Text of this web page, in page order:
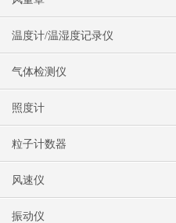
温度计/温湿度记录仪
气体检测仪
照度计
粒子计数器
风速仪
振动仪